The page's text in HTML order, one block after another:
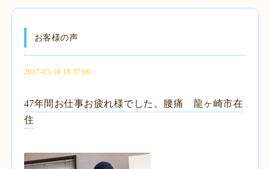
お客様の声
2017-03-10 18:37:00
47年間お仕事お疲れ様でした。腰痛 龍ヶ崎市在
住